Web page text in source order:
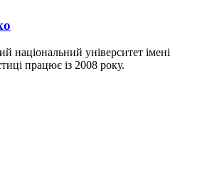
національний університет імені
працює із 2008 року.